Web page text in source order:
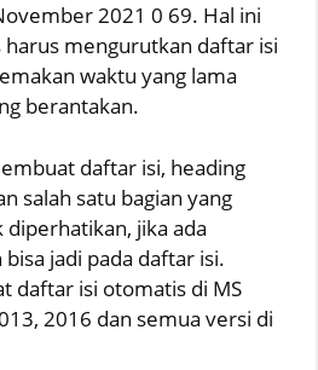
2021 0 69. Hal ini
mengurutkan daftar isi
waktu yang lama
berantakan.
daftar isi, heading
salah satu bagian yang
jika ada
jadi pada daftar isi.
daftar isi otomatis di MS
2016 dan semua versi di